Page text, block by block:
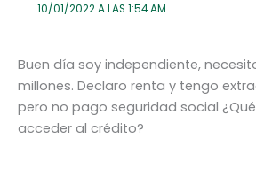
10/01/2022 A LAS 1:54 AM
Buen día soy independiente,
millones. Declaro renta y tengo
pero no pago seguridad social
acceder al crédito?